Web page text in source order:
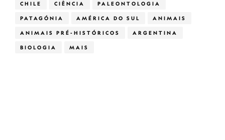
CHILE CIÊNCIA PALEONTOLOGIA
PATAGÓNIA AMÉRICA DO SUL ANIMAIS
ANIMAIS PRÉ-HISTÓRICOS ARGENTINA
BIOLOGIA MAIS